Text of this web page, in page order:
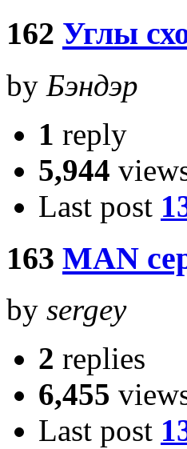
162 Углы
by Бэндэр
1 reply
5,944
Last post
163 MAN
by sergey
2 replies
6,455
Last post